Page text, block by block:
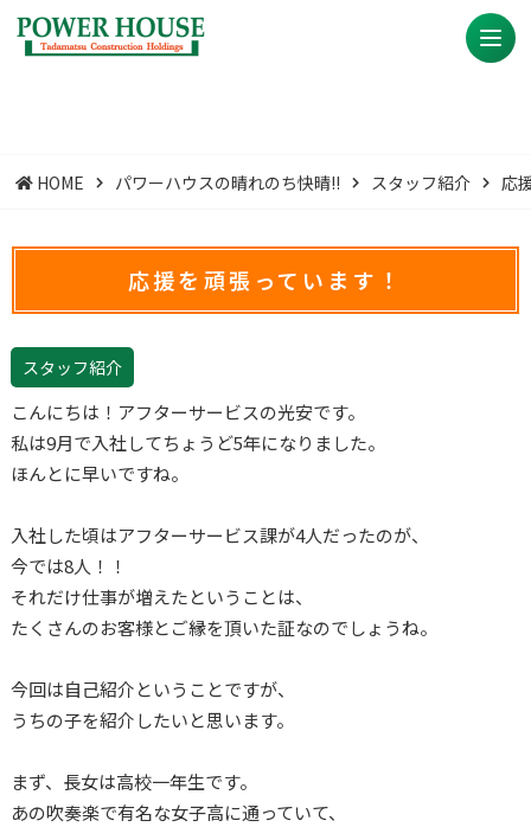
HOME パワーハウスの晴れのち快晴!! スタッフ紹介 応
応援を頑張っています！
スタッフ紹介
こんにちは！アフターサービスの光安です。
私は9月で入社してちょうど5年になりました。
ほんとに早いですね。
入社した頃はアフターサービス課が4人だったのが、
今では8人！！
それだけ仕事が増えたということは、
たくさんのお客様とご縁を頂いた証なのでしょうね。
今回は自己紹介ということですが、
うちの子を紹介したいと思います。
まず、長女は高校一年生です。
あの吹奏楽で有名な女子高に通っていて、